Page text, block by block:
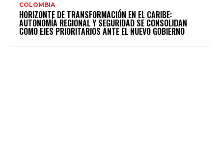
COLOMBIA
HORIZONTE DE TRANSFORMACIÓN EN EL CARIBE:
AUTONOMÍA REGIONAL Y SEGURIDAD SE CONSOLIDAN
COMO EJES PRIORITARIOS ANTE EL NUEVO GOBIERNO